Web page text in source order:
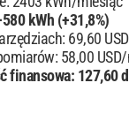
kWh (+31,8%)
69,60
58,00
finansowa: 127,60